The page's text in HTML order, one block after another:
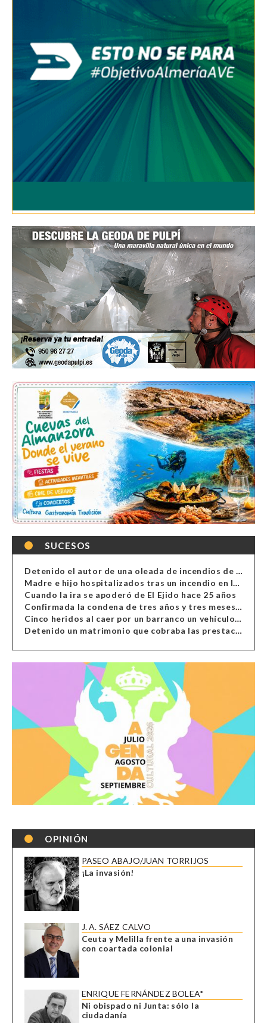
SUCESOS
Detenido el autor de una oleada de incendios de contenedores en Almería
Madre e hijo hospitalizados tras un incendio en la cocina de una vivienda en Almería
Cuando la ira se apoderó de El Ejido hace 25 años
Confirmada la condena de tres años y tres meses al hombre de Antas acusado de xenofobia
Cinco heridos al caer por un barranco un vehículo en Alcolea
Detenido un matrimonio que cobraba las prestaciones de ilegales en Almería, Granada, Málaga, Huelva y Murcia
OPINIÓN
PASEO ABAJO/JUAN TORRIJOS
¡La invasión!
J. A. SÁEZ CALVO
Ceuta y Melilla frente a una invasión
con coartada colonial
ENRIQUE FERNÁNDEZ BOLEA*
Ni obispado ni Junta: sólo la
ciudadanía